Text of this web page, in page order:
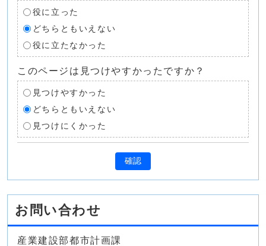
役に立った
どちらともいえない
役に立たなかった
このページは見つけやすかったですか？
見つけやすかった
どちらともいえない
見つけにくかった
確認
お問い合わせ
産業建設部都市計画課